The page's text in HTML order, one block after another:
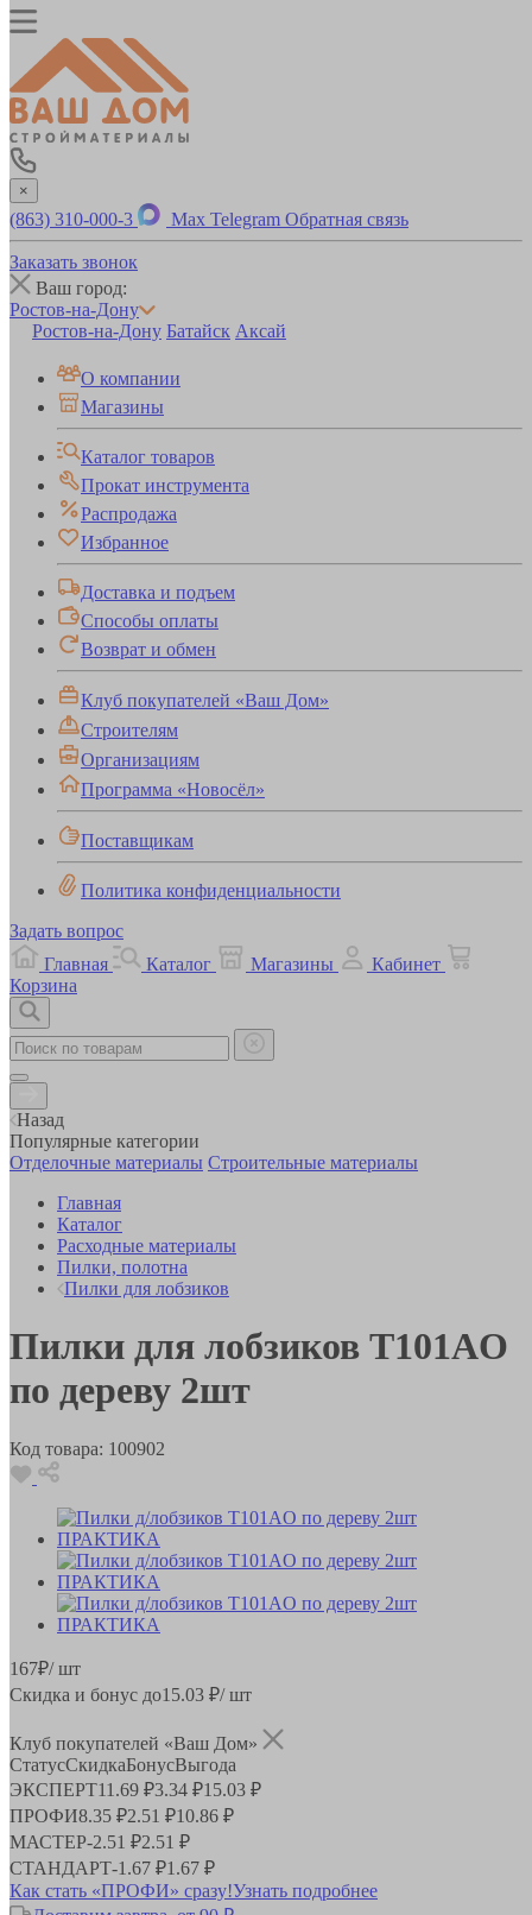
×
(863) 310-000-3 Max Telegram Обратная связь
Заказать звонок
Ваш город:
Ростов-на-Дону
Ростов-на-Дону Батайск Аксай
О компании
Магазины
Каталог товаров
Прокат инструмента
Распродажа
Избранное
Доставка и подъем
Способы оплаты
Возврат и обмен
Клуб покупателей «Ваш Дом»
Строителям
Организациям
Программа «Новосёл»
Поставщикам
Политика конфиденциальности
Задать вопрос
Главная
Каталог Магазины
Кабинет
Корзина
Назад
Популярные категории
Отделочные материалы Строительные материалы
Главная
Каталог
Расходные материалы
Пилки, полотна
Пилки для лобзиков
Пилки для лобзиков T101AО
по дереву 2шт
Код товара: 100902
167₽/ шт
Скидка и бонус до15.03 ₽/ шт
Клуб покупателей «Ваш Дом»
СтатусСкидкаБонусВыгода
ЭКСПЕРТ11.69 ₽3.34 ₽15.03 ₽
ПРОФИ8.35 ₽2.51 ₽10.86 ₽
МАСТЕР-2.51 ₽2.51 ₽
СТАНДАРТ-1.67 ₽1.67 ₽
Как стать «ПРОФИ» сразу!Узнать подробнее